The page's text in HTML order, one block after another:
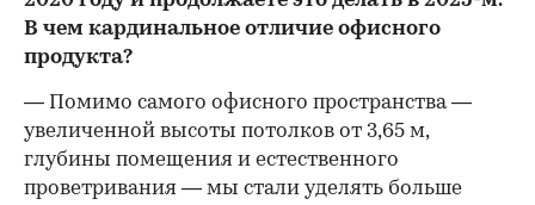
В чем кардинальное отличие офисного
продукта?
— Помимо самого офисного пространства —
увеличенной высоты потолков от 3,65 м,
глубины помещения и естественного
проветривания — мы стали уделять больше